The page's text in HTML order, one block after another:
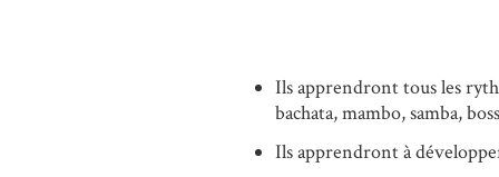
Ils apprendront tous les
bachata, mambo, samba,
Ils apprendront à